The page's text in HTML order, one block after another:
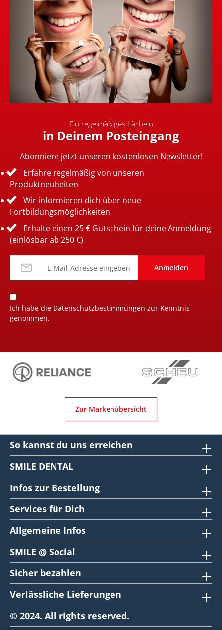
Ein regelmäßiges Lächeln
in Deinem Posteingang
Abonniere jetzt unseren kostenlosen Newsletter!
Erfahre regelmäßig von unseren
Produktneuheiten
Wir informieren dich über neue
Fortbildungsmöglichkeiten
Erhalte einen 25 € Gutschein für deine Anmeldung
(einlösbar ab 250 €)
Anmelden
Ich habe die Datenschutzbestimmungen zur Kenntnis
genommen.
Zur Markenübersicht
So kannst du uns erreichen
SMILE DENTAL
Infos zur Bestellung
Services für Dich
Allgemeine Infos
SMILE @ Social
Sicher bezahlen
Verlässliche Lieferungen
© 2024. All rights reserved.